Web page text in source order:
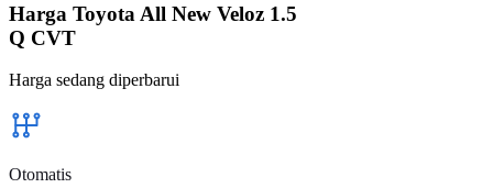
Harga Toyota All New Veloz 1.5
Q CVT
Harga sedang diperbarui
Otomatis